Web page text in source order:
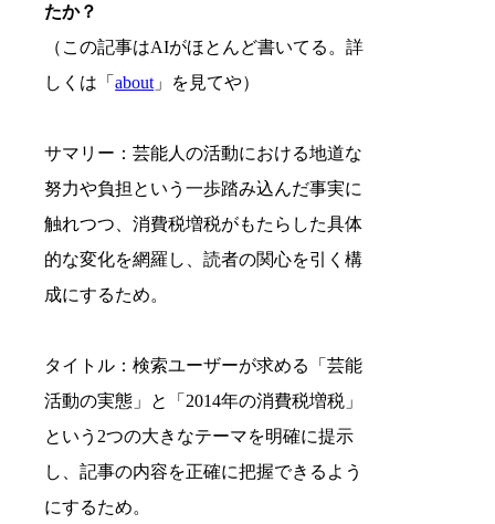
たか？
（この記事はAIがほとんど書いてる。詳
しくは「about 」を見てや）
サマリー：芸能人の活動における地道な
努力や負担という一歩踏み込んだ事実に
触れつつ、消費税増税がもたらした具体
的な変化を網羅し、読者の関心を引く構
成にするため。
タイトル：検索ユーザーが求める「芸能
活動の実態」と「2014年の消費税増税」
という2つの大きなテーマを明確に提示
し、記事の内容を正確に把握できるよう
にするため。